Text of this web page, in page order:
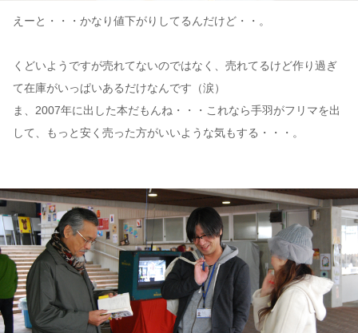
えーと・・・かなり値下がりしてるんだけど・・。
くどいようですが売れてないのではなく、売れてるけど作り過ぎ
て在庫がいっぱいあるだけなんです（涙）
ま、2007年に出した本だもんね・・・これなら手羽がフリマを出
して、もっと安く売った方がいいような気もする・・・。